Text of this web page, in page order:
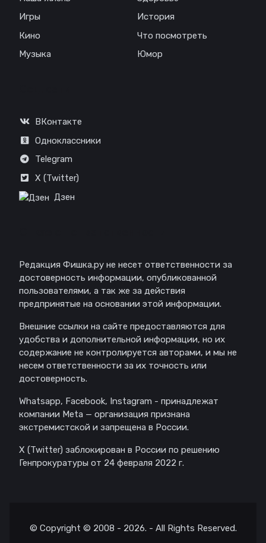
Игры
Кино
Музыка
История
Что посмотреть
Юмор
ВКонтакте
Одноклассники
Telegram
X (Twitter)
Дзен
Редакция Фишка.ру не несет ответственности за
достоверность информации, опубликованной
пользователями, а так же за действия
предпринятые на основании этой информации.
Внешние ссылки на сайте предоставляются для
удобства и дополнительной информации, но их
содержание не контролируется авторами, и мы не
несем ответственности за их точность или
достоверность.
Whatsapp, Facebook, Instagram - принадлежат
компании Meta — организация признана
экстремистской и запрещена в России.
X (Twitter) заблокирован в России по решению
Генпрокуратуры от 24 февраля 2022 г.
© Copyright © 2008 - 2026. - All Rights Reserved.